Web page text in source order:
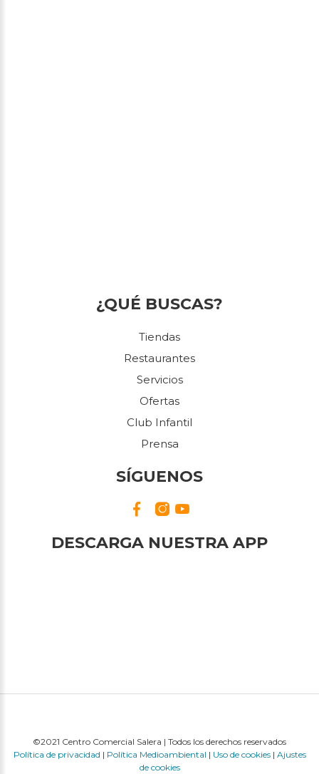
¿QUÉ BUSCAS?
Tiendas
Restaurantes
Servicios
Ofertas
Club Infantil
Prensa
SÍGUENOS
DESCARGA NUESTRA APP
©2021 Centro Comercial Salera | Todos los derechos reservados
Política de privacidad | Política Medioambiental | Uso de cookies| Ajustes
de cookies